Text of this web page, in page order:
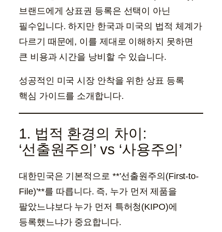
브랜드에게 상표권 등록은 선택이 아닌
필수입니다. 하지만 한국과 미국의 법적 체계가
다르기 때문에, 이를 제대로 이해하지 못하면
큰 비용과 시간을 낭비할 수 있습니다.
성공적인 미국 시장 안착을 위한 상표 등록
핵심 가이드를 소개합니다.
1. 법적 환경의 차이:
‘선출원주의’ vs ‘사용주의’
대한민국은 기본적으로 **’선출원주의(First-to-
File)’**를 따릅니다. 즉, 누가 먼저 제품을
팔았느냐보다 누가 먼저 특허청(KIPO)에
등록했느냐가 중요합니다.